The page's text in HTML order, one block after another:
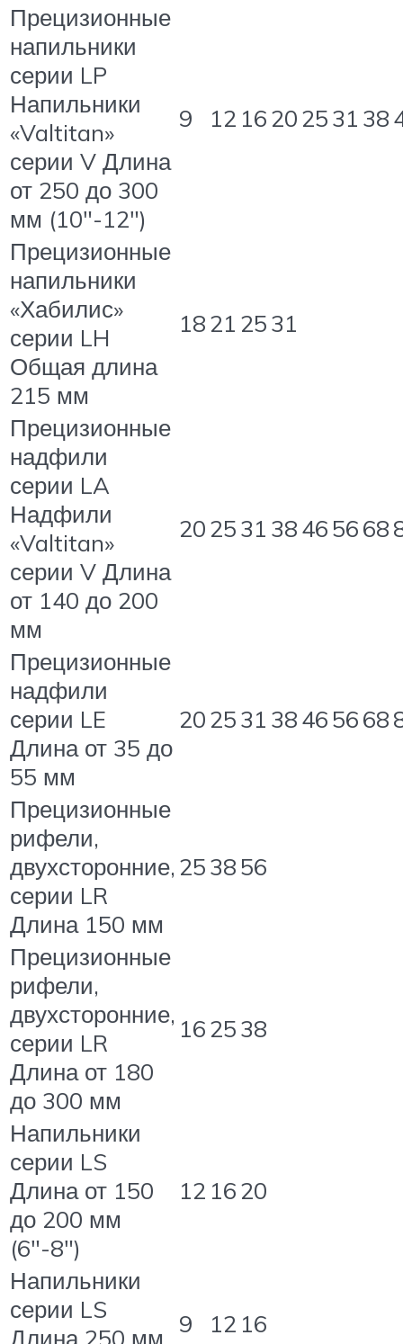
Прецизионные
напильники
серии LP
Напильники
«Valtitan»
серии V Длина
от 250 до 300
мм (10″-12″)
9 12 16202531 38
Прецизионные
напильники
«Хабилис»
серии LH
Общая длина
215 мм
1821 2531
Прецизионные
надфили
серии LA
Надфили
«Valtitan»
серии V Длина
от 140 до 200
мм
202531 38465668
Прецизионные
надфили
серии LE
Длина от 35 до
55 мм
202531 38465668
Прецизионные
рифели,
двухсторонние,
серии LR
Длина 150 мм
253856
Прецизионные
рифели,
двухсторонние,
серии LR
Длина от 180
до 300 мм
162538
Напильники
серии LS
Длина от 150
до 200 мм
(6″-8″)
12 1620
Напильники
серии LS
Длина 250 мм
9 12 16